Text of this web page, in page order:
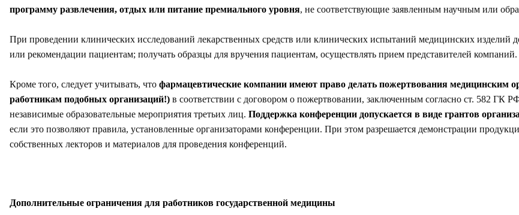
программу развлечения, отдых или питание премиального уровня, не соответствующие заявленным научным или
При проведении клинических исследований лекарственных средств или клинических испытаний медицинских изделий
или рекомендации пациентам; получать образцы для вручения пациентам, осуществлять прием представителей компаний.
Кроме того, следует учитывать, что фармацевтические компании имеют право делать пожертвования медицинским
работникам подобных организаций!) в соответствии с договором о пожертвовании, заключенным согласно ст. 582 ГК
независимые образовательные мероприятия третьих лиц. Поддержка конференции допускается в виде грантов
если это позволяют правила, установленные организаторами конференции. При этом разрешается демонстрации
собственных лекторов и материалов для проведения конференций.
Дополнительные ограничения для работников государственной медицины